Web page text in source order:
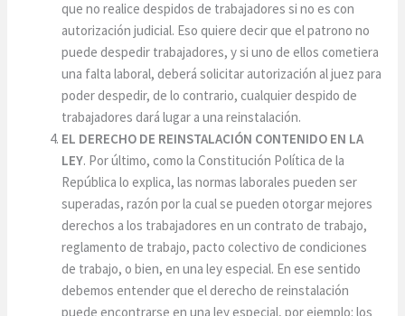
que no realice despidos de trabajadores si no es con
autorización judicial. Eso quiere decir que el patrono no
puede despedir trabajadores, y si uno de ellos cometiera
una falta laboral, deberá solicitar autorización al juez para
poder despedir, de lo contrario, cualquier despido de
trabajadores dará lugar a una reinstalación.
EL DERECHO DE REINSTALACIÓN CONTENIDO EN LA
LEY. Por último, como la Constitución Política de la
República lo explica, las normas laborales pueden ser
superadas, razón por la cual se pueden otorgar mejores
derechos a los trabajadores en un contrato de trabajo,
reglamento de trabajo, pacto colectivo de condiciones
de trabajo, o bien, en una ley especial. En ese sentido
debemos entender que el derecho de reinstalación
puede encontrarse en una ley especial, por ejemplo: los